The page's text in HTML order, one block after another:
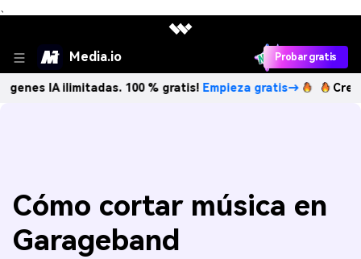
、
Media.io Probar gratis
IA ilimitadas. 100 % gratis!Empieza gratis→ Crea
Cómo cortar música en
Garageband